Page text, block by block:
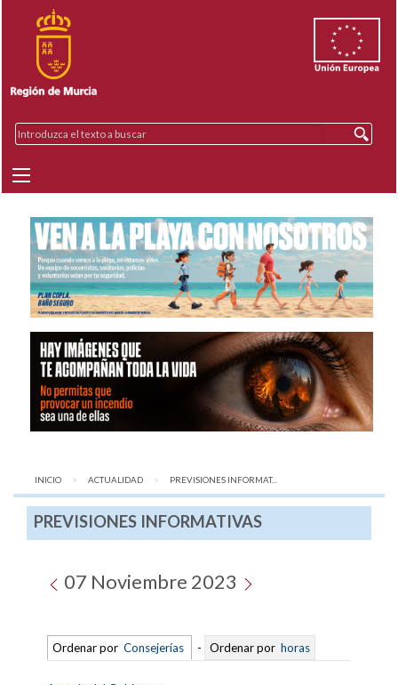
INICIO ACTUALIDAD AQUÍ:
PREVISIONES INFORMAT...
PREVISIONES INFORMATIVAS
07 Noviembre 2023
Ordenar por Consejerías - Ordenar por horas